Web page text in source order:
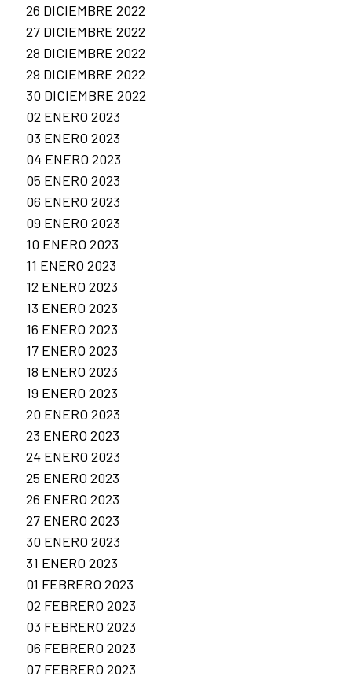
26 DICIEMBRE 2022
27 DICIEMBRE 2022
28 DICIEMBRE 2022
29 DICIEMBRE 2022
30 DICIEMBRE 2022
02 ENERO 2023
03 ENERO 2023
04 ENERO 2023
05 ENERO 2023
06 ENERO 2023
09 ENERO 2023
10 ENERO 2023
11 ENERO 2023
12 ENERO 2023
13 ENERO 2023
16 ENERO 2023
17 ENERO 2023
18 ENERO 2023
19 ENERO 2023
20 ENERO 2023
23 ENERO 2023
24 ENERO 2023
25 ENERO 2023
26 ENERO 2023
27 ENERO 2023
30 ENERO 2023
31 ENERO 2023
01 FEBRERO 2023
02 FEBRERO 2023
03 FEBRERO 2023
06 FEBRERO 2023
07 FEBRERO 2023